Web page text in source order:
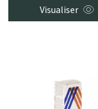
Visualiser